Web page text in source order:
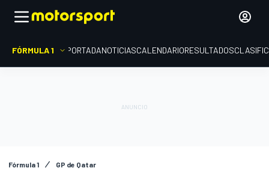
FÓRMULA 1 PORTADANOTICIASCALENDARIORESULTADOS
Fórmula 1 GP de Qatar